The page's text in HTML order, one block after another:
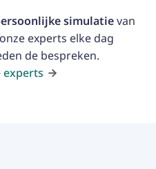
simulatievan
experts elke dag
de bespreken.
experts